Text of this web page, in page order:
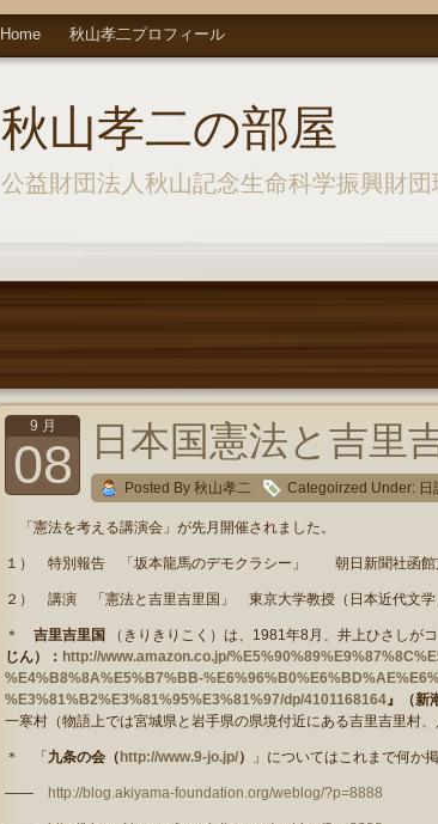
秋山孝二の部屋
公益財団法人秋山記念生命科学振興財
Home 秋山孝二プロフィール
9 月
08 日本国憲法と吉里
Posted By 秋山孝二 Categoirzed Under: 日
「憲法を考える講演会」が先月開催されました。
１） 特別報告 「坂本龍馬のデモクラシー」 朝日新聞社函
２） 講演 「憲法と吉里吉里国」 東京大学教授（日本近代文
＊ 吉里吉里国 （きりきりこく）は、1981年8月、井上ひさしが
じん）： http://www.amazon.co.jp/
%E4%B8%8A%E5%B7%BB-
%E3%81%B2%E3%81%95%E3%81%97/dp/4101168164』（新
一寒村（物語上では宮城県と岩手県の県境付近にある吉里吉里村
＊ 「 九条の会（ http://www.9-jo.jp/） 」についてはこれまで何か
―― http://blog.akiyama-foundation.org/weblog/?p=8888